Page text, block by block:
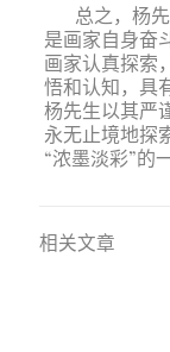
总之，杨
是画家自身奋
画家认真探索
悟和认知，具
杨先生以其严
永无止境地探
“浓墨淡彩”的
相关文章